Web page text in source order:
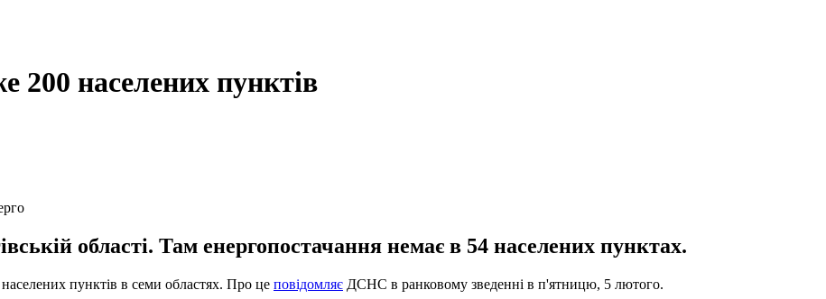
200 населених пунктів
області. Там енергопостачання немає в 54 населених пунктах.
пунктів в семи областях. Про це повідомляє ДСНС в ранковому зведенні в п'ятницю, 5 лютого.